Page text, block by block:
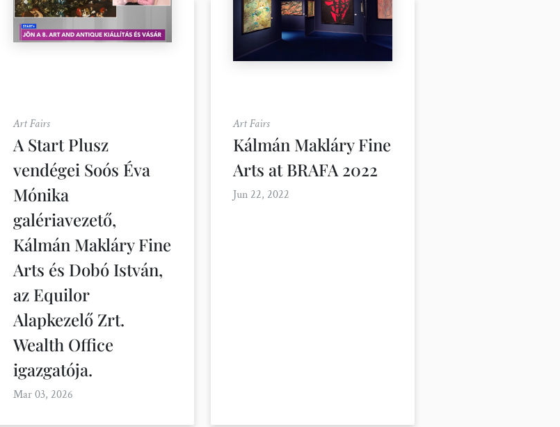
Art Fairs
A Start Plusz
vendégei Soós Éva
Mónika
galériavezető,
Kálmán Makláry Fine
Arts és Dobó István,
az Equilor
Alapkezelő Zrt.
Wealth Office
igazgatója.
Mar 03, 2026
Art Fairs
Kálmán Makláry Fine
Arts at BRAFA 2022
Jun 22, 2022